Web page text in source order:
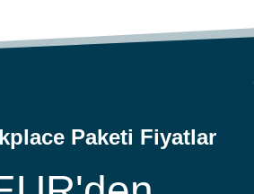
Paketi Fiyatlar